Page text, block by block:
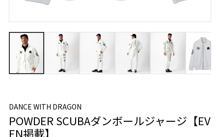
DANCE WITH DRAGON
POWDER SCUBAダンボールジャージ【EV
EN掲載】